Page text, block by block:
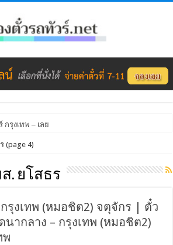
กรุงเทพ – เลย
(page 4)
. ยโสธร
รุงเทพ (หมอชิต2) จตุจักร | ตั๋ว
นากลาง – กรุงเทพ (หมอชิต2)
พ